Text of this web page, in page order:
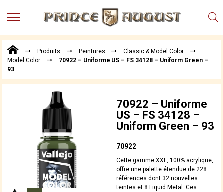
MENU
Points
de
Conseil
Actualités
Téléchargements
Techniques,
trucs et
astuces
Vidéos
Produits Peintures
Classic & Model Color
Model Color
70922 – Uniforme US – FS 34128 – Uniform Green –
93
70922 – Uniforme
US – FS 34128 –
Uniform Green – 93
70922
Cette gamme XXL, 100% acrylique,
offre une palette étendue de 228
références dont 32 nouvelles
teintes et 8 Liquid Metal. Ces